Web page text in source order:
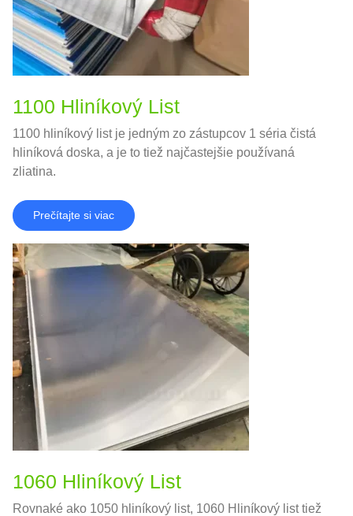
1100 Hliníkový List
1100 hliníkový list je jedným zo zástupcov 1 séria čistá
hliníková doska, a je to tiež najčastejšie používaná
zliatina.
Prečítajte si viac
1060 Hliníkový List
Rovnaké ako 1050 hliníkový list, 1060 Hliníkový list tiež